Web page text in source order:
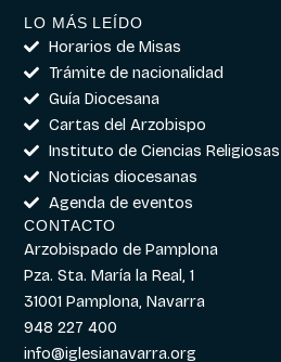
LO MÁS LEÍDO
Horarios de Misas
Trámite de nacionalidad
Guía Diocesana
Cartas del Arzobispo
Instituto de Ciencias Religiosas
Noticias diocesanas
Agenda de eventos
CONTACTO
Arzobispado de Pamplona
Pza. Sta. María la Real, 1
31001 Pamplona, Navarra
948 227 400
info@iglesianavarra.org